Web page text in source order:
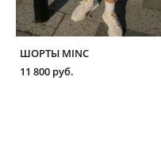
ШОРТЫ MINC
11 800 pуб.